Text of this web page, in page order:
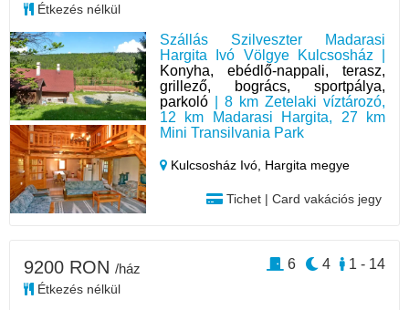
Szállás Szilveszter Madarasi
Hargita Ivó Völgye Kulcsosház |
Konyha, ebédlő-nappali, terasz,
grillező, bogrács, sportpálya,
parkoló | 8 km Zetelaki víztározó,
12 km Madarasi Hargita, 27 km
Mini Transilvania Park
Kulcsosház Ivó, Hargita megye
Tichet | Card vakációs jegy
Étkezés nélkül
9200 RON /ház
Étkezés nélkül
1 - 14
4
6